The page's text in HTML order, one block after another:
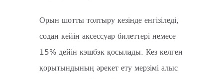
Орын шотты толтыру кезінде енгізіледі,
содан кейін аксессуар билеттері немесе
15% дейін кэшбэк қосылады. Кез келген
қорытындының әрекет ету мерзімі алыс